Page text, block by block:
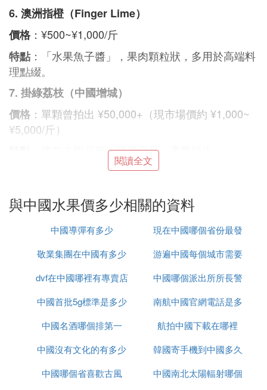
6. 澳洲指橙（Finger Lime）
價格：¥500~¥1,000/斤
特點 ：「水果魚子醬」，果肉顆粒狀，多用於高端料
理點綴。
7. 掛綠荔枝（中國增城）
價格 ：單顆曾拍出 ¥50,000+（現市場價約 ¥1,000~
¥5,000/斤）
：稀有古樹品種，清代貢品，產量極少。
8. 世界一號蘋果（日本）
特點 ：單果重達1斤以上，色澤鮮艷，象徵平安夜禮
9. 燕窩果（厄瓜多/越南）
：¥100~¥300/個
：黃皮火龍果，甜度高，纖維細膩。
：稀有白色品種，帶有桃香，顏值與口感兼具。
價格影響因素：
閱讀全文
與中國水果價多少相關的資料
中國導彈有多少
現在中國哪個省份最發
達
敬業集團在中國有多少
辦事處
游遍中國每個城市需要
多久
dvf在中國哪裡有專賣店
中國哪個派出所所長警
銜最高
中國首批5g標準是多少
南航中國官網電話是多
少錢
中國名酒哪個排第一
航拍中國下載在哪裡
中國沒有文化的有多少
韓國寄手機到中國多久
中國哪個省喜歡古風
中國南北太陽輻射哪個